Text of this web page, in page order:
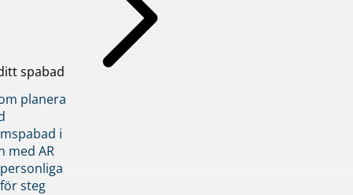
spabad
planera
i
med AR
steg